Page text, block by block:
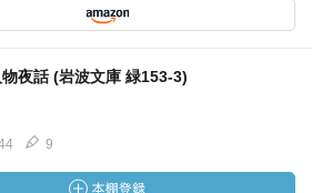
夜話 (岩波文庫 緑153-3)
9